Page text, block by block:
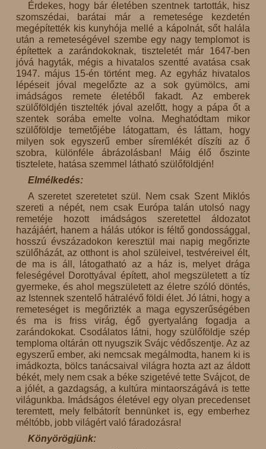
Érdekes, hogy bár életében szentnek tartották, hisz
szomszédai, barátai már a remetesége kezdetén
megépítették kis kunyhója mellé a kápolnát, sőt halála
után a remeteségével szembe egy nagy templomot is
építettek a zarándokoknak, tiszteletét már 1647-ben
jóvá hagyták, mégis a hivatalos szentté avatása csak
1947. május 15-én történt meg. Az egyház hivatalos
lépéseit jóval megelőzte az a sok gyümölcs, ami
imádságos remete életéből fakadt. Az emberek
szülőföldjén tisztelték jóval azelőtt, hogy a pápa őt a
szentek sorába emelte volna. Meghatódtam mikor
szülőföldje temetőjébe látogattam, és láttam, hogy
milyen sok egyszerű ember síremlékét díszíti az ő
szobra, különféle ábrázolásban! Máig élő őszinte
tisztelete, hatása szemmel látható szülőföldjén!
Elmélkedés:
A szeretet szeretetet szül. Nem csak Szent Miklós
szereti a népét, nem csak Európa talán utolsó nagy
remetéje hozott imádságos szeretettel áldozatot
hazájáért, hanem a hálás utókor is féltő gondossággal,
hosszú évszázadokon keresztül mai napig megőrizte
szülőházát, az otthont is ahol szüleivel, testvéreivel élt,
de ma is áll, látogatható az a ház is, melyet drága
feleségével Dorottyával épített, ahol megszületett a tíz
gyermeke, és ahol megszületett az életre szóló döntés,
az Istennek szentelő hátralévő földi élet. Jó látni, hogy a
remeteséget is megőrizték a maga egyszerűségében
és ma is friss virág, égő gyertyaláng fogadja a
zarándokokat. Csodálatos látni, hogy szülőföldje szép
temploma oltárán ott nyugszik Svájc védőszentje. Az az
egyszerű ember, aki nemcsak megálmodta, hanem ki is
imádkozta, bölcs tanácsaival világra hozta azt az áldott
békét, mely nem csak a béke szigetévé tette Svájcot, de
a jólét, a gazdagság, a kultúra mintaországává is tette
világunkba. Imádságos életével egy olyan precedenset
teremtett, mely felbátorít bennünket is, egy emberhez
méltóbb, jobb világért való fáradozásra!
Könyörögjünk: